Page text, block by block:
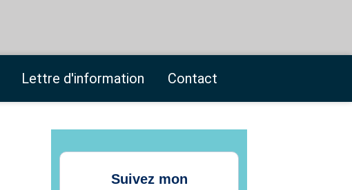
Lettre d'information Contact
Suivez mon